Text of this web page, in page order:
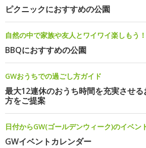
ピクニックにおすすめの公園
自然の中で家族や友人とワイワイ楽しもう！
BBQにおすすめの公園
GWおうちでの過ごし方ガイド
最大12連休のおうち時間を充実させ
方をご提案
日付からGW(ゴールデンウィーク)のイベン
GWイベントカレンダー